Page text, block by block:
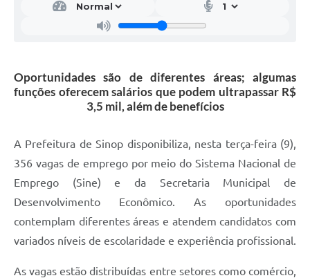
Oportunidades são de diferentes áreas; algumas
funções oferecem salários que podem ultrapassar R$
3,5 mil, além de benefícios
A Prefeitura de Sinop disponibiliza, nesta terça-feira (9),
356 vagas de emprego por meio do Sistema Nacional de
Emprego (Sine) e da Secretaria Municipal de
Desenvolvimento Econômico. As oportunidades
contemplam diferentes áreas e atendem candidatos com
variados níveis de escolaridade e experiência profissional.
As vagas estão distribuídas entre setores como comércio,